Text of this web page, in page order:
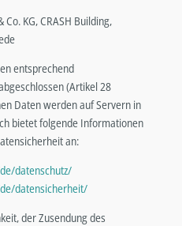
KG, CRASH Building,
entsprechend
(Artikel 28
Daten werden auf Servern in
bietet folgende Informationen
an:
datenschutz/
datensicherheit/
der Zusendung des